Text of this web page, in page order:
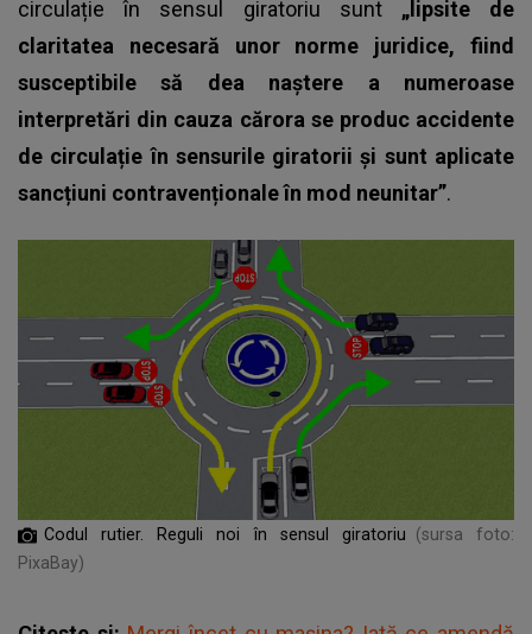
circulație în sensul giratoriu sunt „lipsite de
claritatea necesară unor norme juridice, fiind
susceptibile să dea naștere a numeroase
interpretări din cauza cărora se produc accidente
de circulație în sensurile giratorii și sunt aplicate
sancțiuni contravenționale în mod neunitar”.
Codul rutier. Reguli noi în sensul giratoriu
(sursa foto:
PixaBay)